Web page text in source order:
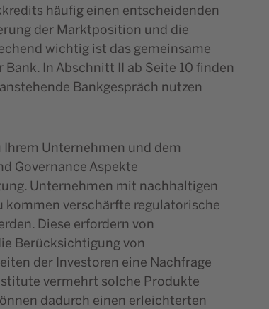
häufig einen entscheidenden
der Marktposition und die
wichtig ist das gemeinsame
In Abschnitt II ab Seite 10 finden
Bankgespräch nutzen
Unternehmen und dem
Governance Aspekte
Unternehmen mit nachhaltigen
verschärfte regulatorische
Diese erfordern von
Berücksichtigung von
der Investoren eine Nachfrage
vermehrt solche Produkte
dadurch einen erleichterten